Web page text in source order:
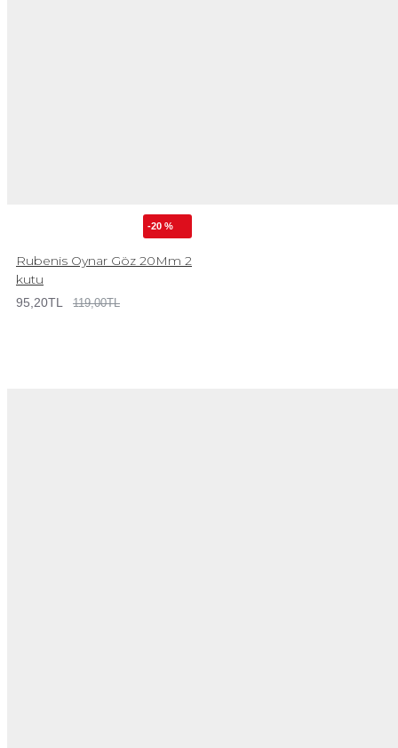
-20 %
Rubenis Oynar Göz 20Mm 2
kutu
95,20TL 119,00TL